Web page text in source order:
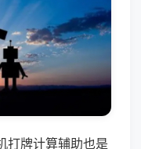
打牌计算辅助也是